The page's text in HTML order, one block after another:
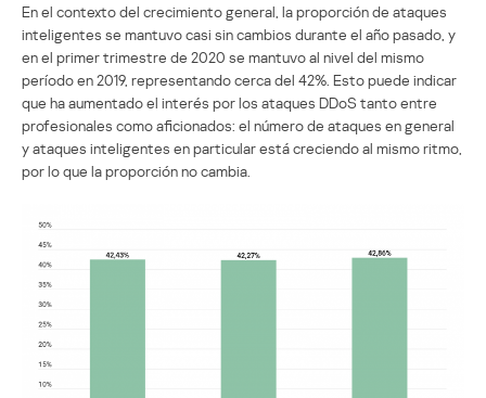
En el contexto del crecimiento general, la proporción de ataques
inteligentes se mantuvo casi sin cambios durante el año pasado, y
en el primer trimestre de 2020 se mantuvo al nivel del mismo
período en 2019, representando cerca del 42%. Esto puede indicar
que ha aumentado el interés por los ataques DDoS tanto entre
profesionales como aficionados: el número de ataques en general
y ataques inteligentes en particular está creciendo al mismo ritmo,
por lo que la proporción no cambia.